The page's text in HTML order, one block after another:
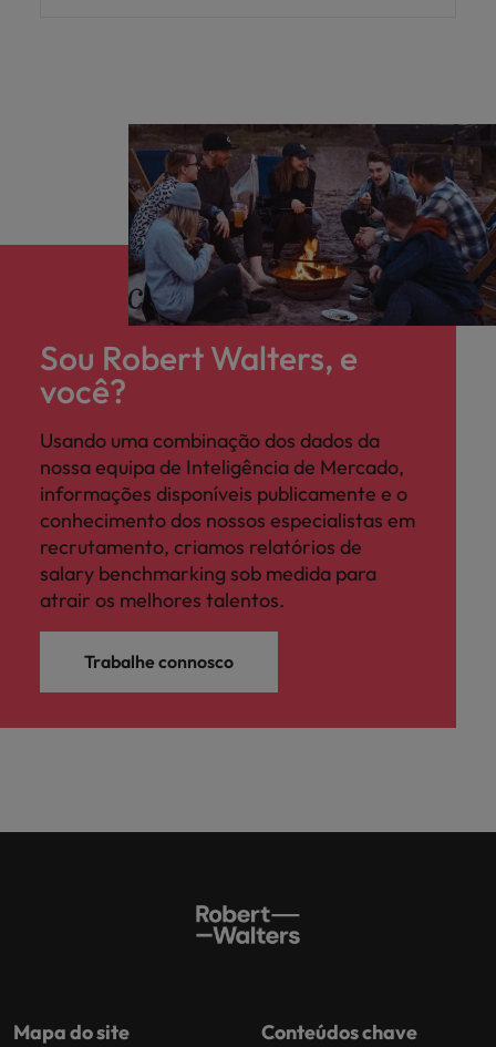
Sou Robert Walters, e
você?
Usando uma combinação dos dados da
nossa equipa de Inteligência de Mercado,
informações disponíveis publicamente e o
conhecimento dos nossos especialistas em
recrutamento, criamos relatórios de
salary benchmarking sob medida para
atrair os melhores talentos.
Trabalhe connosco
Mapa do site Conteúdos chave